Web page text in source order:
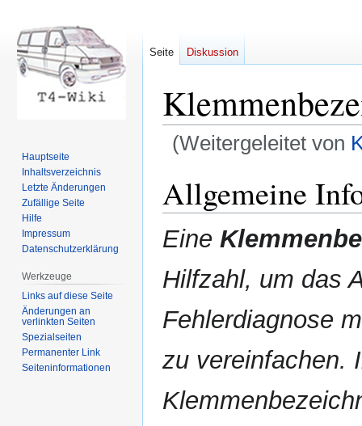
(Weitergeleitet von
Navigation
springen
Suche
springen
Allgemeine
Eine
Hilfzahl, um das
Fehlerdiagnose
zu vereinfachen.
Seite Diskussion
Hauptseite
Inhaltsverzeichnis
Letzte Änderungen
Zufällige Seite
Hilfe
Impressum
Datenschutzerklärung
Werkzeuge
Links auf diese Seite
Änderungen an
verlinkten Seiten
Spezialseiten
Permanenter Link
Seiten­informationen